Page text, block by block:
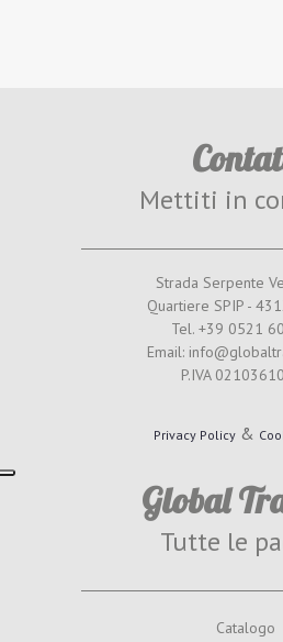
Mettiti in
Strada Serpente
Quartiere SPIP -
Tel. +39 0521
Email:
P.IVA
Privacy Policy&
Global
Tutte le
Catalogo